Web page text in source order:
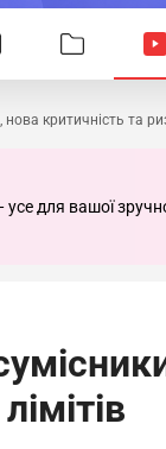
критичність та
для вашої